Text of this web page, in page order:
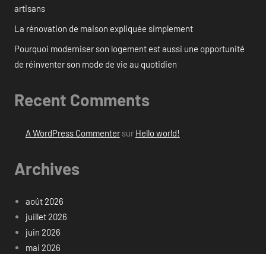
artisans
La rénovation de maison expliquée simplement
Pourquoi moderniser son logement est aussi une opportunité
de réinventer son mode de vie au quotidien
Recent Comments
A WordPress Commentersur Hello world!
Archives
août 2026
juillet 2026
juin 2026
mai 2026